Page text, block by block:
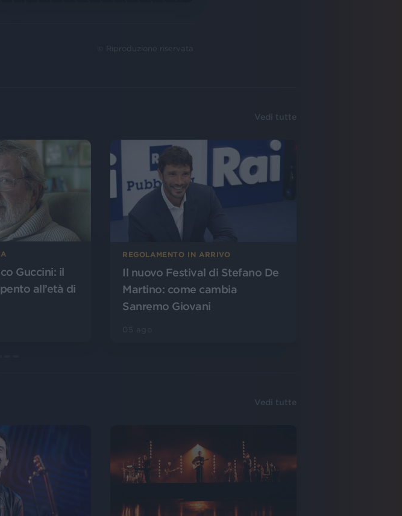
© Riproduzione riservata
Vedi tutte
Guccini: il
all’età di
REGOLAMENTO IN ARRIVO
Il nuovo Festival di Stefano De
Martino: come cambia
Sanremo Giovani
Vedi tutte